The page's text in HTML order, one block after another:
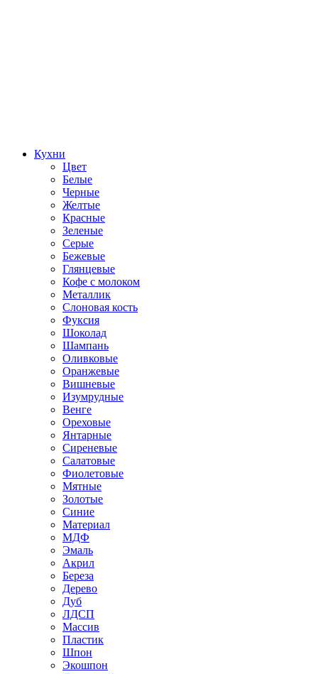
Кухни
Цвет
Белые
Черные
Желтые
Красные
Зеленые
Серые
Бежевые
Глянцевые
Кофе с молоком
Металлик
Слоновая кость
Фуксия
Шоколад
Шампань
Оливковые
Оранжевые
Вишневые
Изумрудные
Венге
Ореховые
Янтарные
Сиреневые
Салатовые
Фиолетовые
Мятные
Золотые
Синие
Материал
МДФ
Эмаль
Акрил
Береза
Дерево
Дуб
ЛДСП
Массив
Пластик
Шпон
Экошпон